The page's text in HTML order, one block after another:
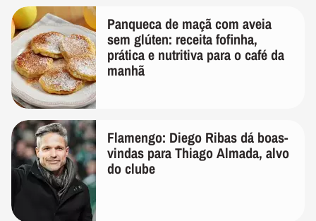
Panqueca de maçã com aveia
sem glúten: receita fofinha,
prática e nutritiva para o café da
manhã
Flamengo: Diego Ribas dá boas-
vindas para Thiago Almada, alvo
do clube